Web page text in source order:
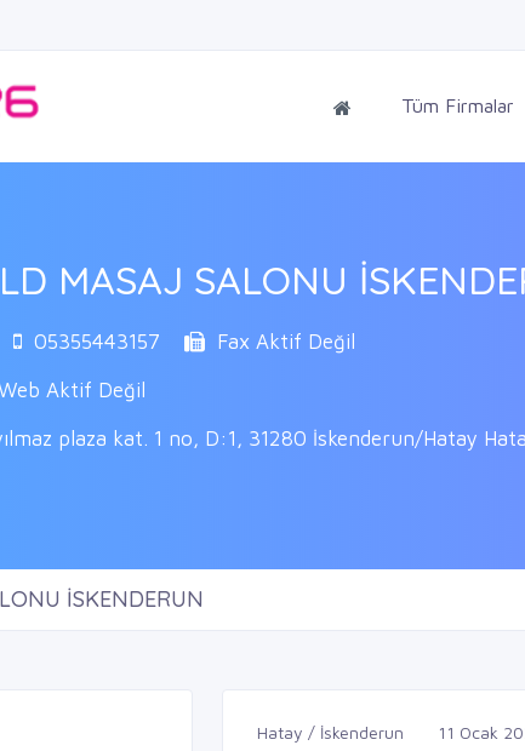
Tüm Firmalar
MASAJ SALONU
05355443157
Fax Aktif Değil
Aktif Değil
plaza kat. 1 no, D:1, 31280 İskenderun/Hatay
İSKENDERUN
Hatay / İskenderun 11 Ocak